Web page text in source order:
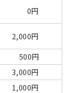
0円
2,000円
500円
3,000円
1,000円